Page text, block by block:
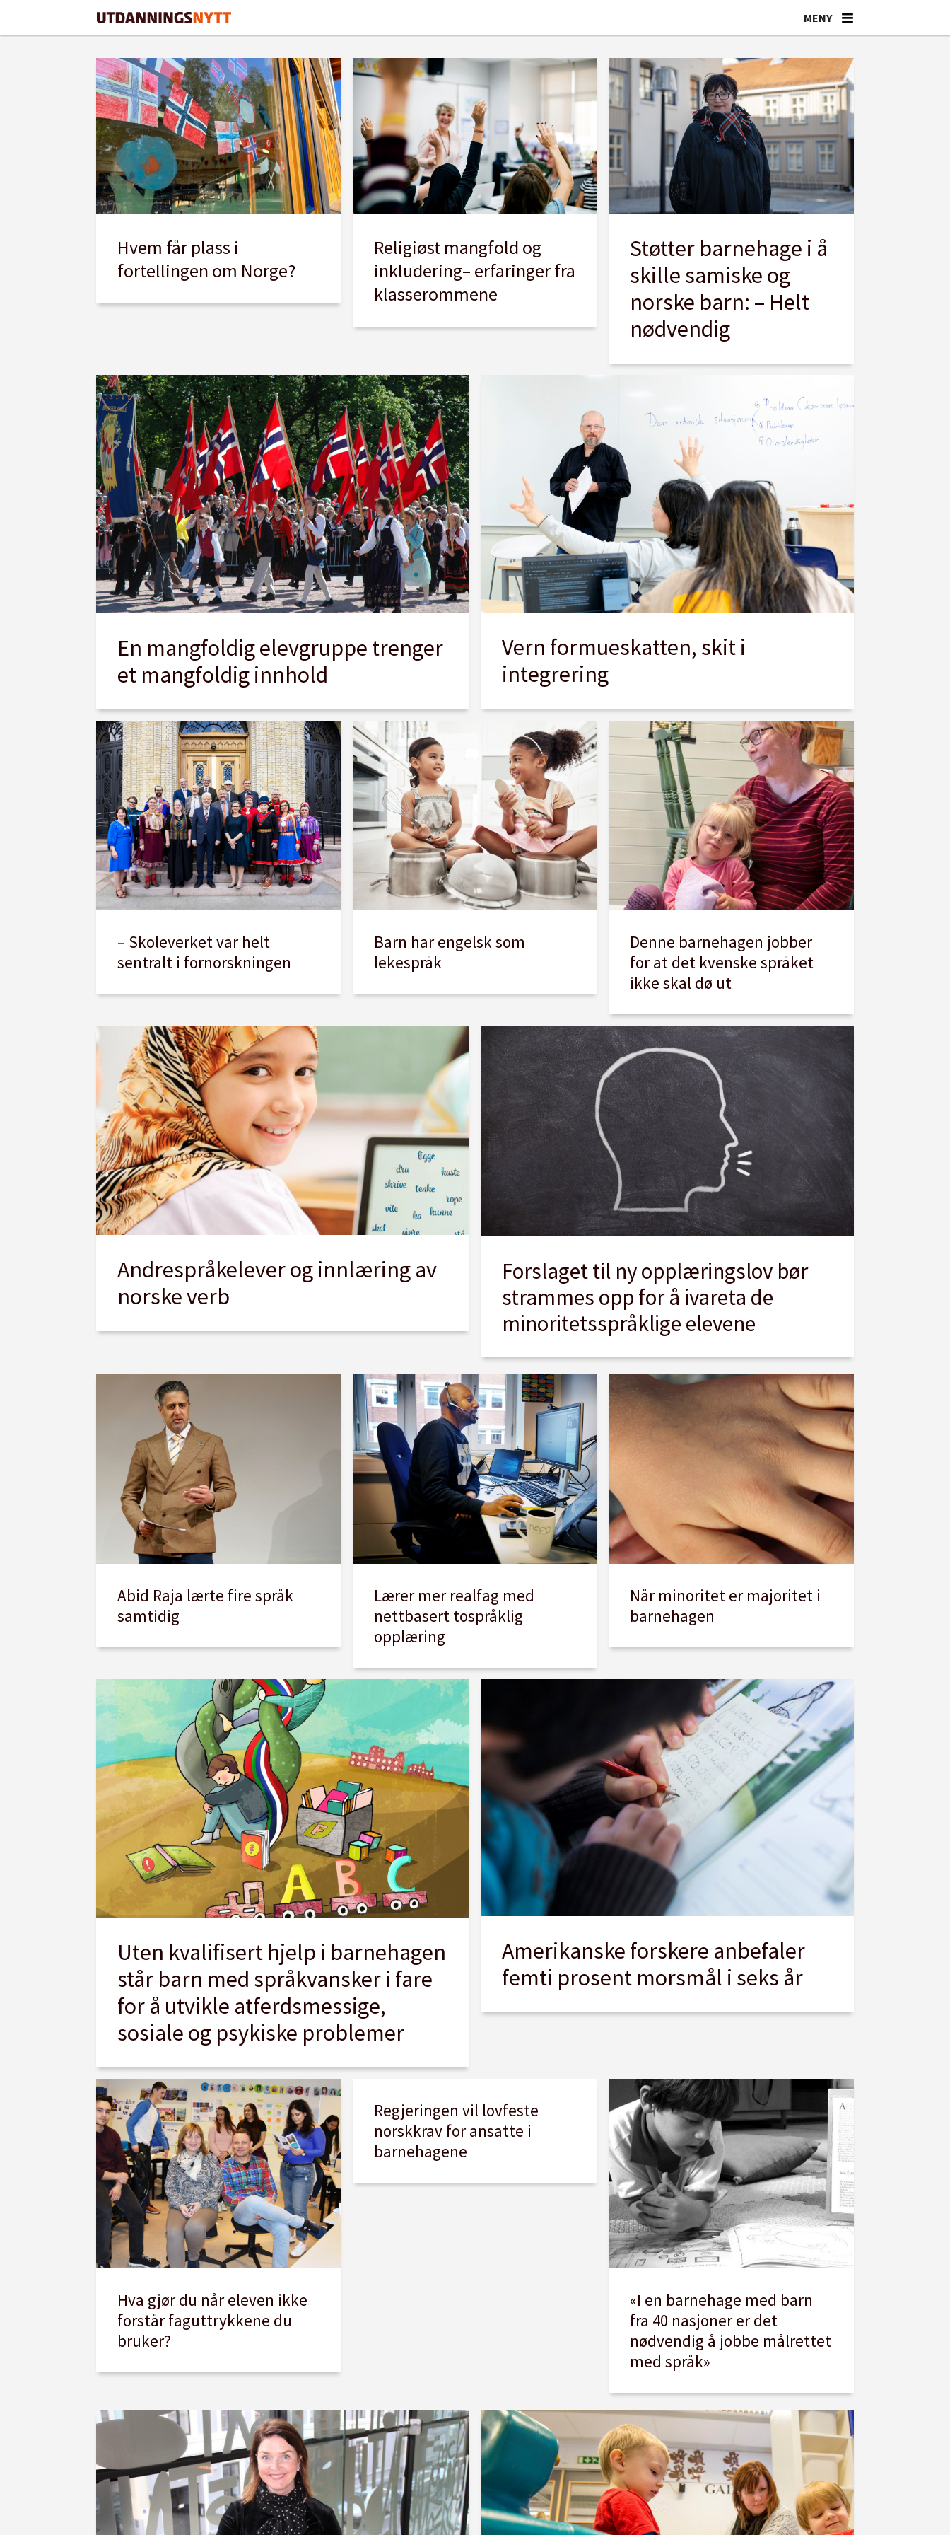
språklige
minoriteter
Hvem får plass i
fortellingen om Norge?
Religiøst mangfold og
inkludering– erfaringer fra
klasserommene
Støtter barnehage i å
skille samiske og
norske barn: – Helt
nødvendig
En mangfoldig elevgruppe trenger
et mangfoldig innhold
Vern formueskatten, skit i
integrering
– Skoleverket var helt
sentralt i fornorskningen
Barn har engelsk som
lekespråk
Denne barnehagen jobber
for at det kvenske språket
ikke skal dø ut
Andrespråkelever og innlæring av
norske verb
Forslaget til ny opplæringslov bør
strammes opp for å ivareta de
minoritetsspråklige elevene
Abid Raja lærte fire språk
samtidig
Lærer mer realfag med
nettbasert tospråklig
opplæring
Når minoritet er majoritet i
barnehagen
Uten kvalifisert hjelp i barnehagen
står barn med språkvansker i fare
for å utvikle atferdsmessige,
sosiale og psykiske problemer
Amerikanske forskere anbefaler
femti prosent morsmål i seks år
Hva gjør du når eleven ikke
forstår faguttrykkene du
bruker?
Regjeringen vil lovfeste
norskkrav for ansatte i
barnehagene
«I en barnehage med barn
fra 40 nasjoner er det
nødvendig å jobbe målrettet
med språk»